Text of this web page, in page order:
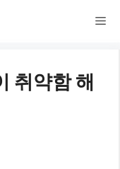
메
취약함 해